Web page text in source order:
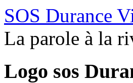
SOS Durance
La parole à la
Logo sos